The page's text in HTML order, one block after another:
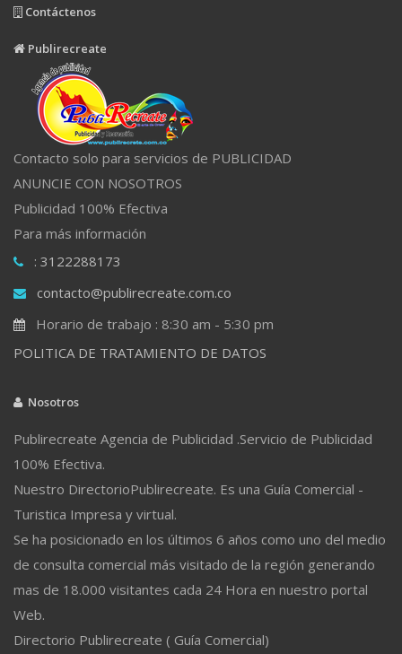
Contáctenos
Publirecreate
Contacto solo para servicios de PUBLICIDAD
ANUNCIE CON NOSOTROS
Publicidad 100% Efectiva
Para más información
: 3122288173
contacto@publirecreate.com.co
Horario de trabajo : 8:30 am - 5:30 pm
POLITICA DE TRATAMIENTO DE DATOS
Nosotros
Publirecreate Agencia de Publicidad .Servicio de Publicidad
100% Efectiva.
Nuestro DirectorioPublirecreate. Es una Guía Comercial -
Turistica Impresa y virtual.
Se ha posicionado en los últimos 6 años como uno del medio
de consulta comercial más visitado de la región generando
mas de 18.000 visitantes cada 24 Hora en nuestro portal
Web.
Directorio Publirecreate ( Guía Comercial)